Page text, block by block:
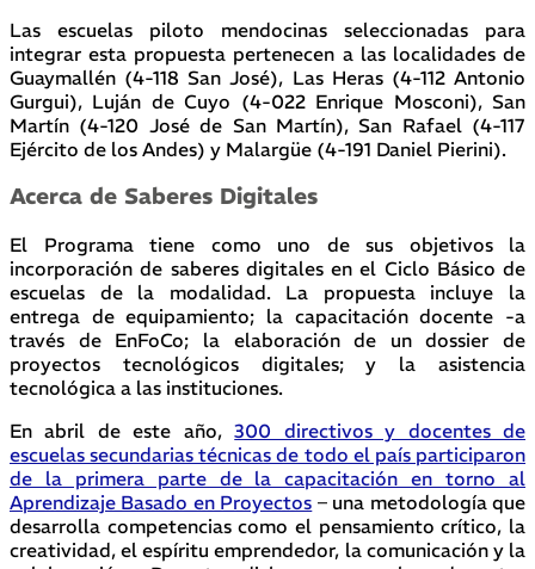
Las escuelas piloto mendocinas seleccionadas para
integrar esta propuesta pertenecen a las localidades de
Guaymallén (4-118 San José), Las Heras (4-112 Antonio
Gurgui), Luján de Cuyo (4-022 Enrique Mosconi), San
Martín (4-120 José de San Martín), San Rafael (4-117
Ejército de los Andes) y Malargüe (4-191 Daniel Pierini).
Acerca de Saberes Digitales
El Programa tiene como uno de sus objetivos la
incorporación de saberes digitales en el Ciclo Básico de
escuelas de la modalidad. La propuesta incluye la
entrega de equipamiento; la capacitación docente -a
través de EnFoCo; la elaboración de un dossier de
proyectos tecnológicos digitales; y la asistencia
tecnológica a las instituciones.
En abril de este año,300 directivos y docentes de
escuelas secundarias técnicas de todo el país participaron
de la primera parte de la capacitación en torno al
Aprendizaje Basado en Proyectos – una metodología que
desarrolla competencias como el pensamiento crítico, la
creatividad, el espíritu emprendedor, la comunicación y la